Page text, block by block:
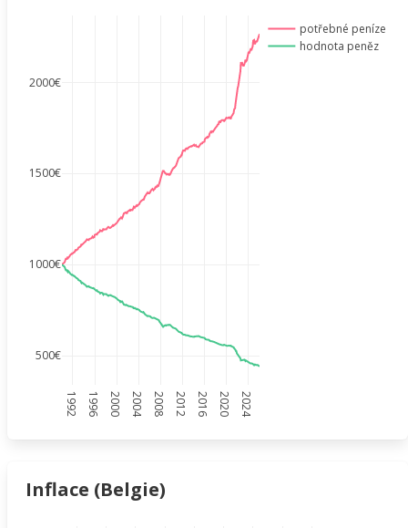
1992 1996 2000 2004 2008 2012 2016 2020 2024
500€
1000€
1500€
2000€
potřebné peníze
hodnota peněz
Inflace (Belgie)